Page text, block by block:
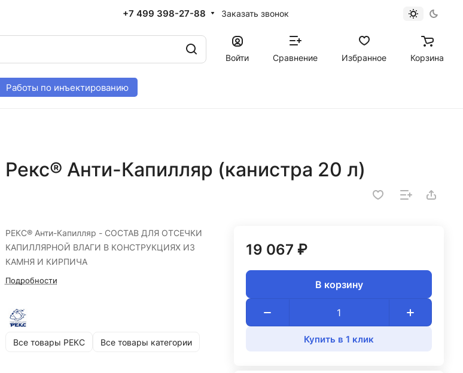
+7 499 398-27-88 Заказать звонок
Войти Сравнение Избранное Корзина
Работы по инъектированию
Рекс® Анти-Капилляр (канистра 20 л)
РЕКС® Анти-Капилляр - СОСТАВ ДЛЯ ОТСЕЧКИ
КАПИЛЛЯРНОЙ ВЛАГИ В КОНСТРУКЦИЯХ ИЗ
КАМНЯ И КИРПИЧА
Подробности
Все товары РЕКС Все товары категории
19 067 ₽
В корзину
Купить в 1 клик